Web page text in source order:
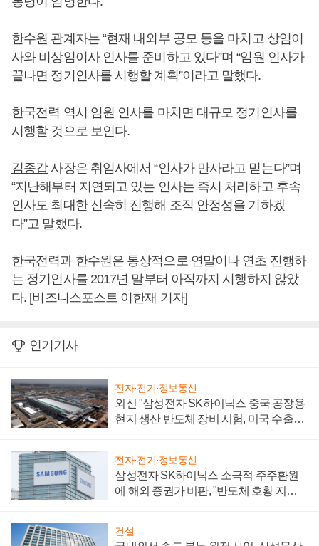
한수원 관계자는 “현재 내외부 공모 등을 마치고 상임이
사와 비상임이사 인사를 준비하고 있다”며 “임원 인사가
끝나면 정기인사를 시행할 계획”이라고 말했다.
한국전력 역시 임원 인사를 마치면 대규모 정기인사를
시행할 것으로 보인다.
김종갑사장은 취임사에서 “인사가 만사라고 믿는다”며
“지난해부터 지연되고 있는 인사는 즉시 처리하고 후속
인사도 최대한 신속히 진행해 조직 안정성을 기하겠
다”고 말했다.
한국전력과 한수원은 통상적으로 연말이나 연초 진행하
는 정기인사를 2017년 말부터 아직까지 시행하지 않았
다. [비즈니스포스트 이한재 기자]
인기기사
전자·전기·정보통신
외신 "삼성전자 SK하이닉스 중국 공장용
현지 생산 반도체 장비 시험, 미국 수출통
전자·전기·정보통신
삼성전자 SK하이닉스 소극적 주주환원
에 해외 증권가 비판, "반도체 호황 지속
건설